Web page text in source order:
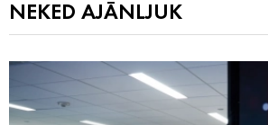
NEKED AJÁNLJUK